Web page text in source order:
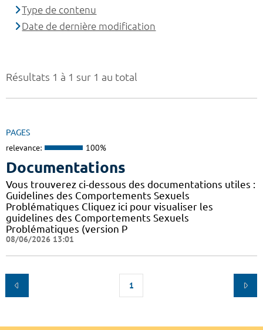
Résultats 1 à 1 sur 1 au total
PAGES
relevance: 100%
Documentations
Vous trouverez ci-dessous des documentations utiles :
Guidelines des Comportements Sexuels
Problématiques Cliquez ici pour visualiser les
guidelines des Comportements Sexuels
Problématiques (version P
08/06/2026 13:01
1
Type de contenu
Date de dernière modification